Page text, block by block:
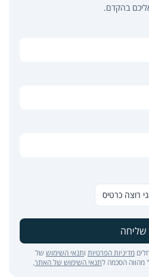
בהקדם.
רוצה כרטיס
שליחה
מדיניות הפרטיות ותנאי השימוש של
תנאי השימוש של האתר.